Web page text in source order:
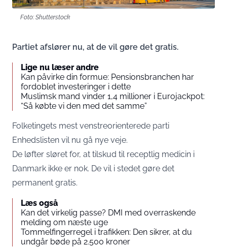
Foto: Shutterstock
Partiet afslører nu, at de vil gøre det gratis.
Lige nu læser andre
Kan påvirke din formue: Pensionsbranchen har
fordoblet investeringer i dette
Muslimsk mand vinder 1,4 millioner i Eurojackpot:
“Så købte vi den med det samme”
Folketingets mest venstreorienterede parti
Enhedslisten vil nu gå nye veje.
De løfter sløret for, at tilskud til receptlig medicin i
Danmark ikke er nok. De vil i stedet gøre det
permanent gratis.
Læs også
Kan det virkelig passe? DMI med overraskende
melding om næste uge
Tommelfingerregel i trafikken: Den sikrer, at du
undgår bøde på 2.500 kroner